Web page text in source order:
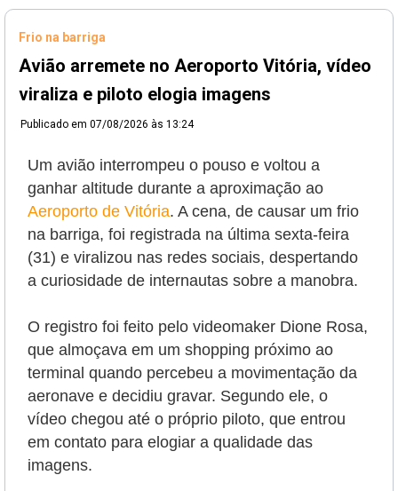
Frio na barriga
Avião arremete no Aeroporto Vitória, vídeo
viraliza e piloto elogia imagens
Publicado em 07/08/2026 às 13:24
Um avião interrompeu o pouso e voltou a
ganhar altitude durante a aproximação ao
Aeroporto de Vitória. A cena, de causar um frio
na barriga, foi registrada na última sexta-feira
(31) e viralizou nas redes sociais, despertando
a curiosidade de internautas sobre a manobra.
O registro foi feito pelo videomaker Dione Rosa,
que almoçava em um shopping próximo ao
terminal quando percebeu a movimentação da
aeronave e decidiu gravar. Segundo ele, o
vídeo chegou até o próprio piloto, que entrou
em contato para elogiar a qualidade das
imagens.